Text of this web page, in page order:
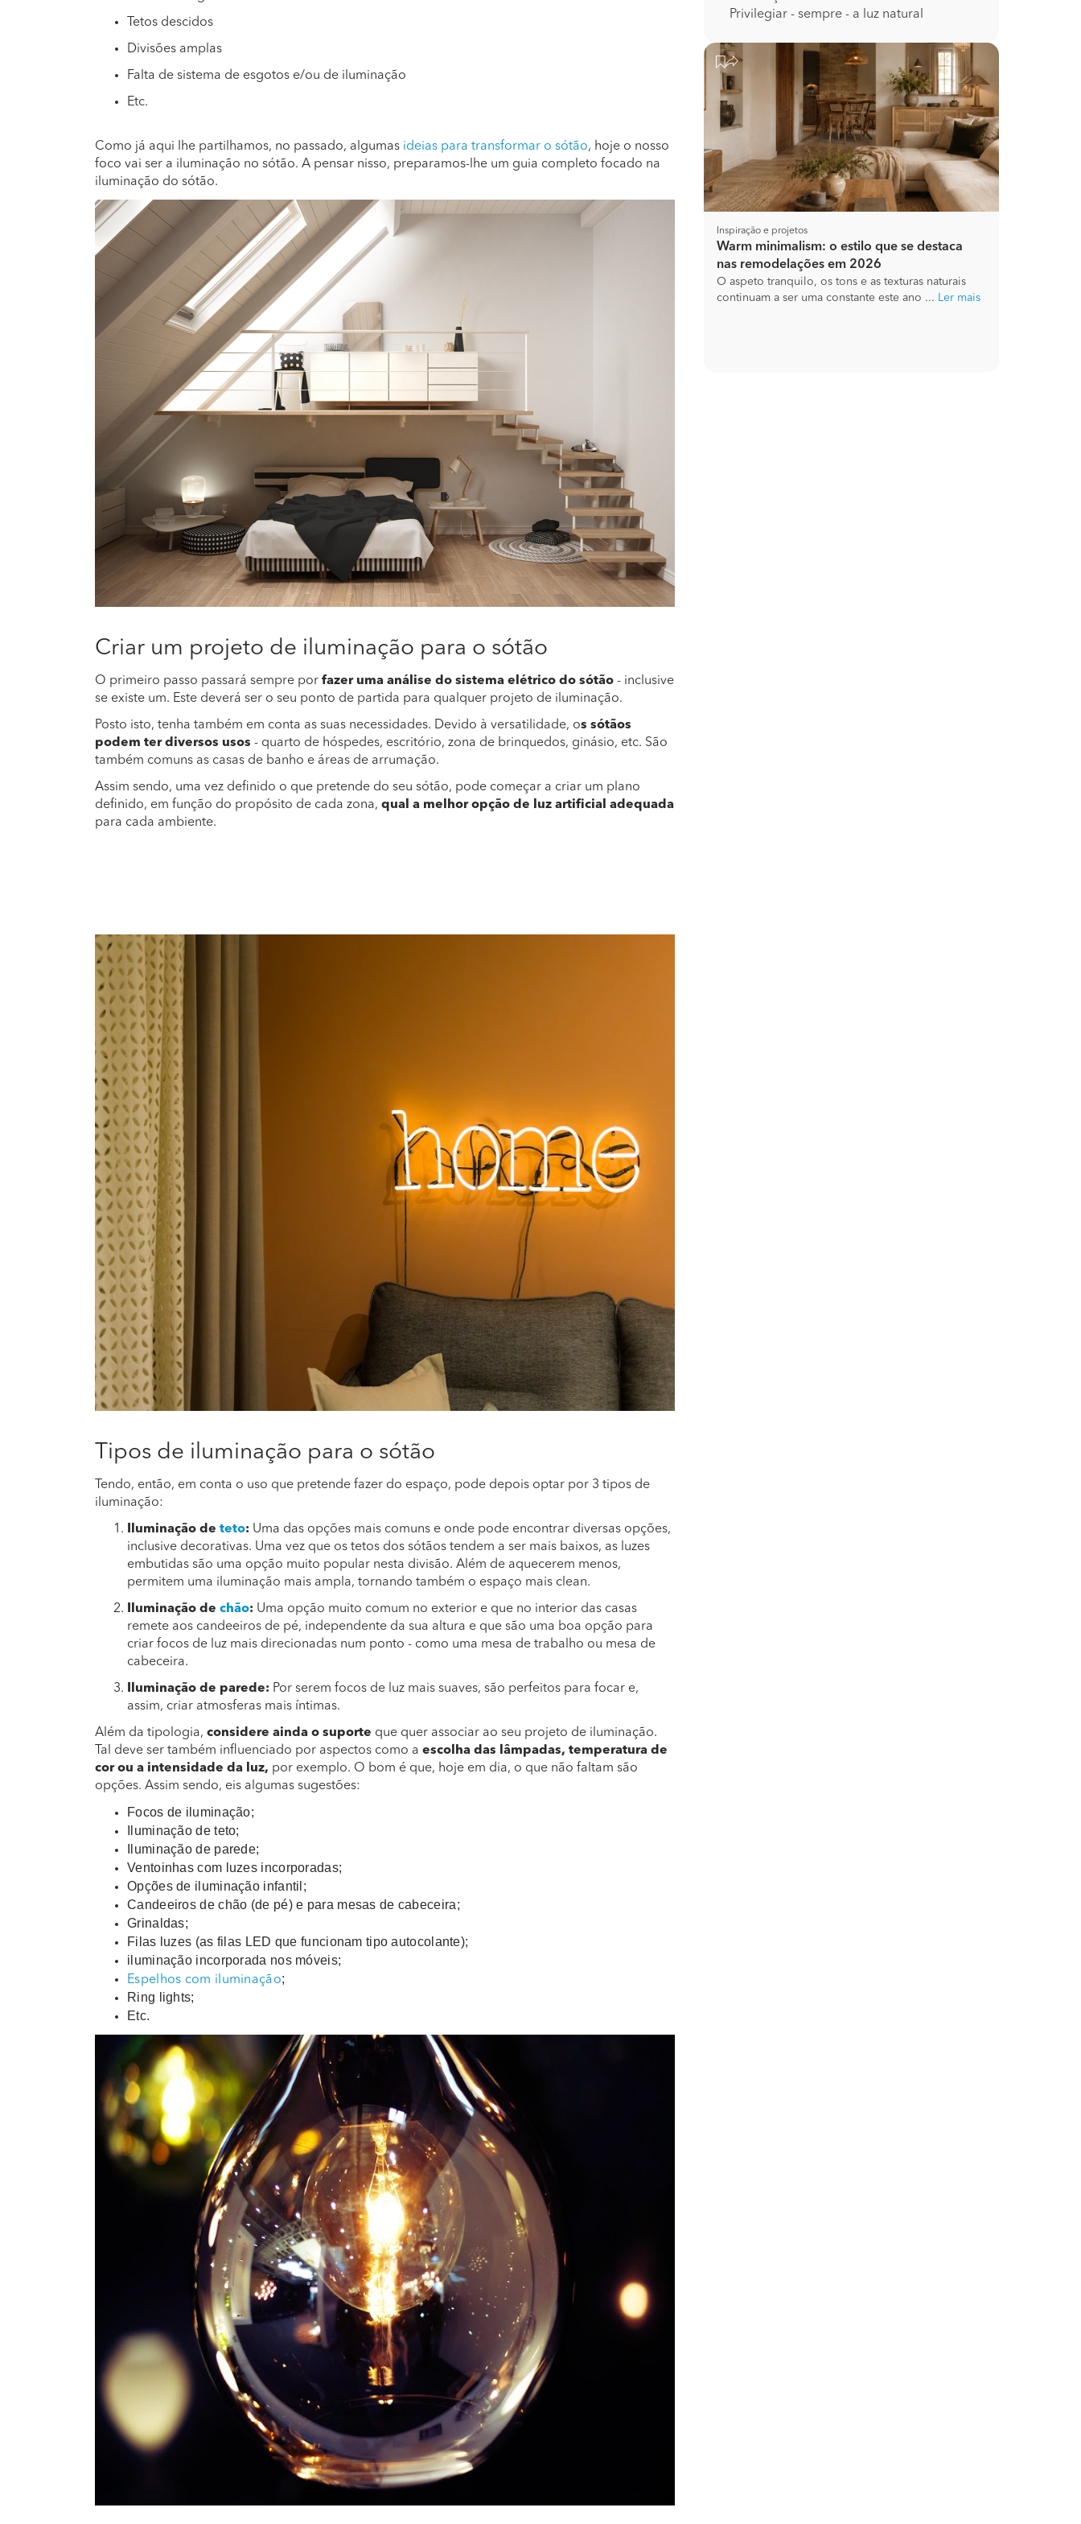
Tetos descidos
Divisões amplas
Falta de sistema de esgotos e/ou de iluminação
Etc.
Como já aqui lhe partilhamos, no passado, algumas ideias para transformar o sótão, hoje o nosso
foco vai ser a iluminação no sótão. A pensar nisso, preparamos-lhe um guia completo focado na
iluminação do sótão.
Criar um projeto de iluminação para o sótão
O primeiro passo passará sempre por fazer uma análise do sistema elétrico do sótão - inclusive
se existe um. Este deverá ser o seu ponto de partida para qualquer projeto de iluminação.
Posto isto, tenha também em conta as suas necessidades. Devido à versatilidade, os sótãos
podem ter diversos usos - quarto de hóspedes, escritório, zona de brinquedos, ginásio, etc. São
também comuns as casas de banho e áreas de arrumação.
Assim sendo, uma vez definido o que pretende do seu sótão, pode começar a criar um plano
definido, em função do propósito de cada zona, qual a melhor opção de luz artificial adequada
para cada ambiente.
Tipos de iluminação para o sótão
Tendo, então, em conta o uso que pretende fazer do espaço, pode depois optar por 3 tipos de
iluminação:
Iluminação de teto: Uma das opções mais comuns e onde pode encontrar diversas opções,
inclusive decorativas. Uma vez que os tetos dos sótãos tendem a ser mais baixos, as luzes
embutidas são uma opção muito popular nesta divisão. Além de aquecerem menos,
permitem uma iluminação mais ampla, tornando também o espaço mais clean.
Iluminação de chão: Uma opção muito comum no exterior e que no interior das casas
remete aos candeeiros de pé, independente da sua altura e que são uma boa opção para
criar focos de luz mais direcionadas num ponto - como uma mesa de trabalho ou mesa de
cabeceira.
Iluminação de parede: Por serem focos de luz mais suaves, são perfeitos para focar e,
assim, criar atmosferas mais íntimas.
Além da tipologia, considere ainda o suporte que quer associar ao seu projeto de iluminação.
Tal deve ser também influenciado por aspectos como a escolha das lâmpadas, temperatura de
cor ou a intensidade da luz, por exemplo. O bom é que, hoje em dia, o que não faltam são
opções. Assim sendo, eis algumas sugestões:
Focos de iluminação;
Iluminação de teto;
Iluminação de parede;
Ventoinhas com luzes incorporadas;
Opções de iluminação infantil;
Candeeiros de chão (de pé) e para mesas de cabeceira;
Grinaldas;
Filas luzes (as filas LED que funcionam tipo autocolante);
iluminação incorporada nos móveis;
Espelhos com iluminação;
Ring lights;
Etc.
Privilegiar - sempre - a luz natural
Inspiração e projetos
Warm minimalism: o estilo que se destaca
nas remodelações em 2026
O aspeto tranquilo, os tons e as texturas naturais
continuam a ser uma constante este ano ... Ler mais